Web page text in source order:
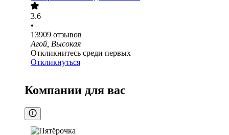
3.6
•
13909 отзывов
Агой, Высокая
Откликнитесь среди первых
Откликнуться
Компании для вас